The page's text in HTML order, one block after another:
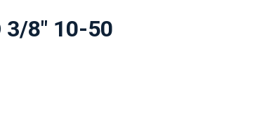
3/8" 10-50